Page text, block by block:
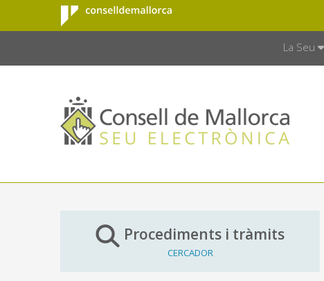
Salta al contingut principal
Consell de
Mallorca
La Seu
Procediments i tràmits
CERCADOR